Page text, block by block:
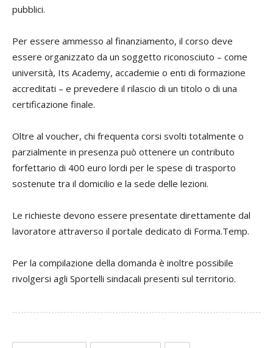
pubblici.
Per essere ammesso al finanziamento, il corso deve
essere organizzato da un soggetto riconosciuto – come
università, Its Academy, accademie o enti di formazione
accreditati – e prevedere il rilascio di un titolo o di una
certificazione finale.
Oltre al voucher, chi frequenta corsi svolti totalmente o
parzialmente in presenza può ottenere un contributo
forfettario di 400 euro lordi per le spese di trasporto
sostenute tra il domicilio e la sede delle lezioni.
Le richieste devono essere presentate direttamente dal
lavoratore attraverso il portale dedicato di Forma.Temp.
Per la compilazione della domanda è inoltre possibile
rivolgersi agli Sportelli sindacali presenti sul territorio.